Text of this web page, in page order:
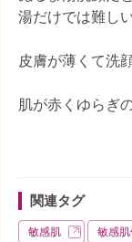
湯だけでは難し
皮膚が薄くて洗
肌が赤くゆらぎ
関連タグ
敏感肌 敏感